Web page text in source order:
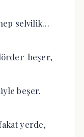
selvilik…
beşer,
beşer.
yerde,